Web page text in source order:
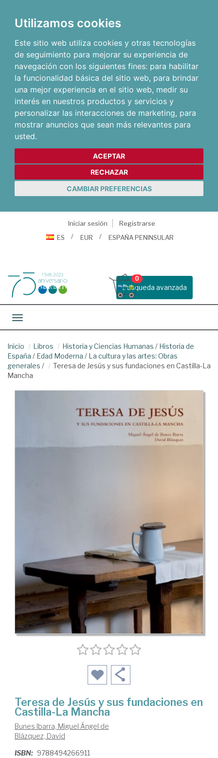
Utilizamos cookies
Este sitio web utiliza cookies y otras tecnologías
de seguimiento para mejorar su experiencia de
navegación con los siguientes fines: para habilitar
la funcionalidad básica del sitio web, para brindar
una mejor experiencia en el sitio web, medir su
interés en nuestros productos y servicios y
personalizar las interacciones de marketing, para
mostrar anuncios que sean más relevantes para
usted.
ACEPTAR
RECHAZAR
CAMBIAR PREFERENCIAS
Iniciar sesión
Registrarse
ES
EUR ESPAÑA PENINSULAR
Busqueda avanzada
0
Toggle navigation
Inicio Libros Historia y Ciencias Humanas / Historia de
España / Edad Moderna / La cultura y las artes: Obras
generales /
Teresa de Jesús y sus fundaciones en Castilla-La
Mancha
Teresa de Jesús y sus fundaciones en
Castilla-La Mancha
Bunes Ibarra, Miguel Ángel de
Blázquez, David
ISBN: 9788494266911